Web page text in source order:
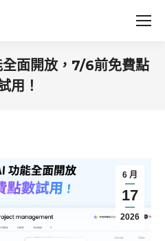
面開放，7/6前免費點
用！
6 月
17
2026